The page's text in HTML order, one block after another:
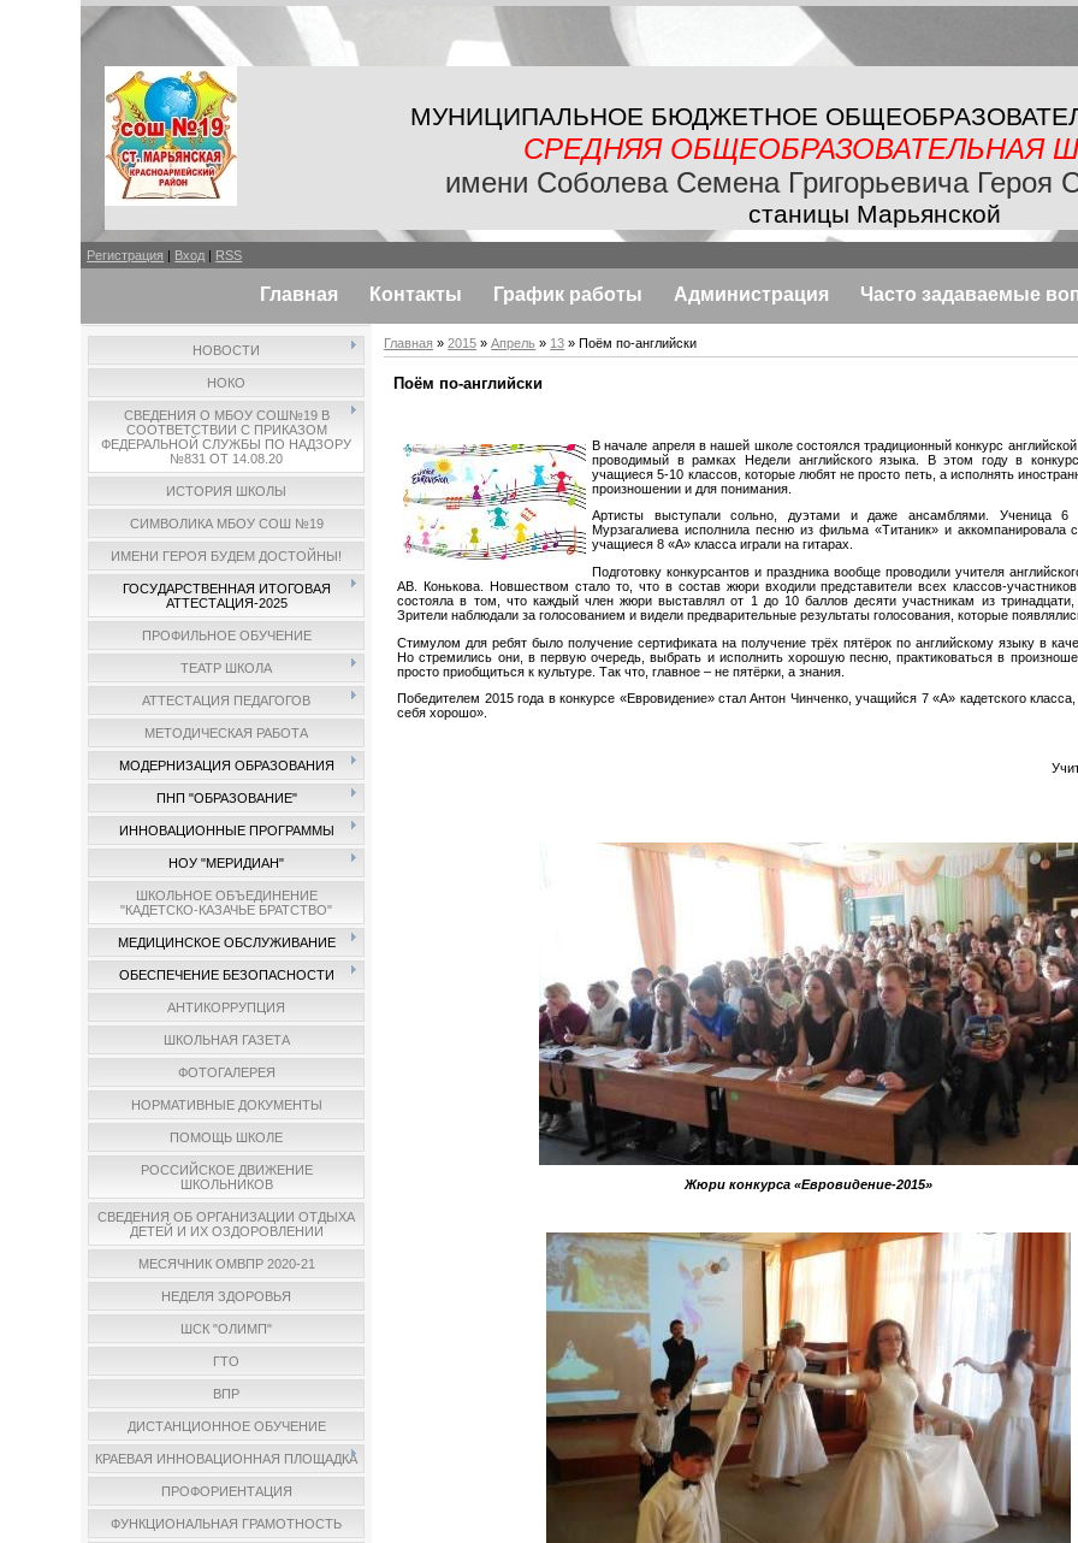
МУНИЦИПАЛЬНОЕ БЮДЖЕТНОЕ
СРЕДНЯЯ ОБЩЕОБРАЗОВАТЕЛЬНАЯ
имени Соболева Семена Григорьевича Героя
станицы Марьянской
Регистрация | Вход | RSS
Главная Контакты График работы Администрация Часто задаваемые
НОВОСТИ
НОКО
СВЕДЕНИЯ О МБОУ СОШ№19 В
СООТВЕТСТВИИ С ПРИКАЗОМ
ФЕДЕРАЛЬНОЙ СЛУЖБЫ ПО НАДЗОРУ
№831 ОТ 14.08.20
ИСТОРИЯ ШКОЛЫ
СИМВОЛИКА МБОУ СОШ №19
ИМЕНИ ГЕРОЯ БУДЕМ ДОСТОЙНЫ!
ГОСУДАРСТВЕННАЯ ИТОГОВАЯ
АТТЕСТАЦИЯ-2025
ПРОФИЛЬНОЕ ОБУЧЕНИЕ
ТЕАТР ШКОЛА
АТТЕСТАЦИЯ ПЕДАГОГОВ
МЕТОДИЧЕСКАЯ РАБОТА
МОДЕРНИЗАЦИЯ ОБРАЗОВАНИЯ
ПНП "ОБРАЗОВАНИЕ"
ИННОВАЦИОННЫЕ ПРОГРАММЫ
НОУ "МЕРИДИАН"
ШКОЛЬНОЕ ОБЪЕДИНЕНИЕ
"КАДЕТСКО-КАЗАЧЬЕ БРАТСТВО"
МЕДИЦИНСКОЕ ОБСЛУЖИВАНИЕ
ОБЕСПЕЧЕНИЕ БЕЗОПАСНОСТИ
АНТИКОРРУПЦИЯ
ШКОЛЬНАЯ ГАЗЕТА
ФОТОГАЛЕРЕЯ
НОРМАТИВНЫЕ ДОКУМЕНТЫ
ПОМОЩЬ ШКОЛЕ
РОССИЙСКОЕ ДВИЖЕНИЕ
ШКОЛЬНИКОВ
СВЕДЕНИЯ ОБ ОРГАНИЗАЦИИ ОТДЫХА
ДЕТЕЙ И ИХ ОЗДОРОВЛЕНИИ
МЕСЯЧНИК ОМВПР 2020-21
НЕДЕЛЯ ЗДОРОВЬЯ
ШСК "ОЛИМП"
ГТО
ВПР
ДИСТАНЦИОННОЕ ОБУЧЕНИЕ
КРАЕВАЯ ИННОВАЦИОННАЯ ПЛОЩАДКА
ПРОФОРИЕНТАЦИЯ
ФУНКЦИОНАЛЬНАЯ ГРАМОТНОСТЬ
Главная »2015 » Апрель » 13 » Поём по-английски
Поём по-английски
В начале апреля в нашей школе состоялся традиционный конкурс
проводимый в рамках Недели английского языка. В этом году в
учащиеся 5-10 классов, которые любят не просто петь, а исполнять
произношении и для понимания.
Артисты выступали сольно, дуэтами и даже ансамблями. Ученица 6
Мурзагалиева исполнила песню из фильма «Титаник» и аккомпанировала
учащиеся 8 «А» класса играли на гитарах.
Подготовку конкурсантов и праздника вообще проводили учителя
АВ. Конькова. Новшеством стало то, что в состав жюри входили представители всех классов-
состояла в том, что каждый член жюри выставлял от 1 до 10 баллов десяти участникам из
Зрители наблюдали за голосованием и видели предварительные результаты голосования, которые
Стимулом для ребят было получение сертификата на получение трёх пятёрок по английскому языку в
Но стремились они, в первую очередь, выбрать и исполнить хорошую песню, практиковаться в
просто приобщиться к культуре. Так что, главное – не пятёрки, а знания.
Победителем 2015 года в конкурсе «Евровидение» стал Антон Чинченко, учащийся 7 «А» кадетского
себя хорошо».
Жюри конкурса «Евровидение-2015»